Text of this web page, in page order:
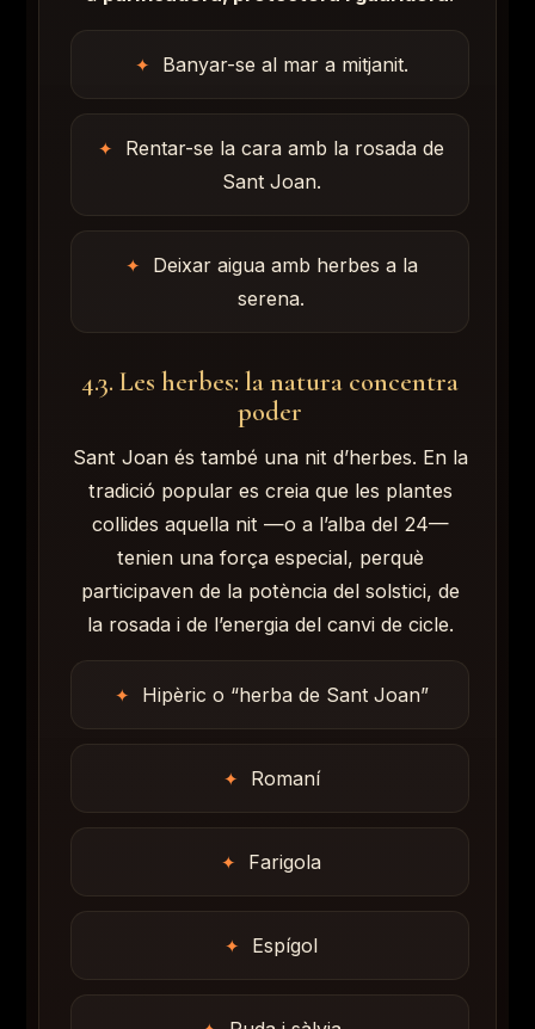
Banyar-se al mar a mitjanit.
Rentar-se la cara amb la rosada de
Sant Joan.
Deixar aigua amb herbes a la
serena.
4.3. Les herbes: la natura concentra
poder
Sant Joan és també una nit d’herbes. En la
tradició popular es creia que les plantes
collides aquella nit —o a l’alba del 24—
tenien una força especial, perquè
participaven de la potència del solstici, de
la rosada i de l’energia del canvi de cicle.
Hipèric o “herba de Sant Joan”
Romaní
Farigola
Espígol